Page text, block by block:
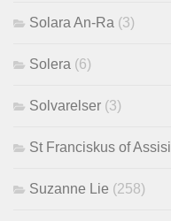
Solara An-Ra (3)
Solera (6)
Solvarelser (3)
St Franciskus of Assisi
Suzanne Lie (258)